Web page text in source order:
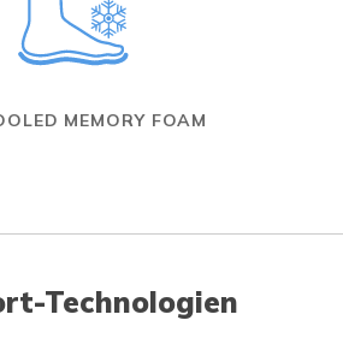
MEMORY FOAM
Technologien